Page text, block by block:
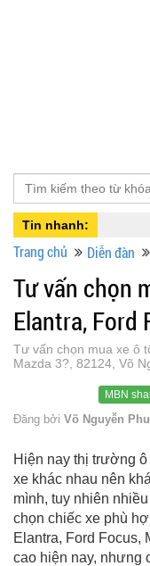
Tin nhanh:
Trang chủ Diễn đàn
Tư vấn chọn
Elantra, Ford
Tư vấn chọn mua xe ô
Mazda 3?, 82124, Võ
MBN
Đăng bởi Võ Nguyễn
Hiện nay thị trường
xe khác nhau nên
mình, tuy nhiên
chọn chiếc xe phù
Elantra, Ford Focus,
cao hiện nay, nhưng